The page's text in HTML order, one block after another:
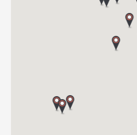
Carretera de Santiago Nacional 540